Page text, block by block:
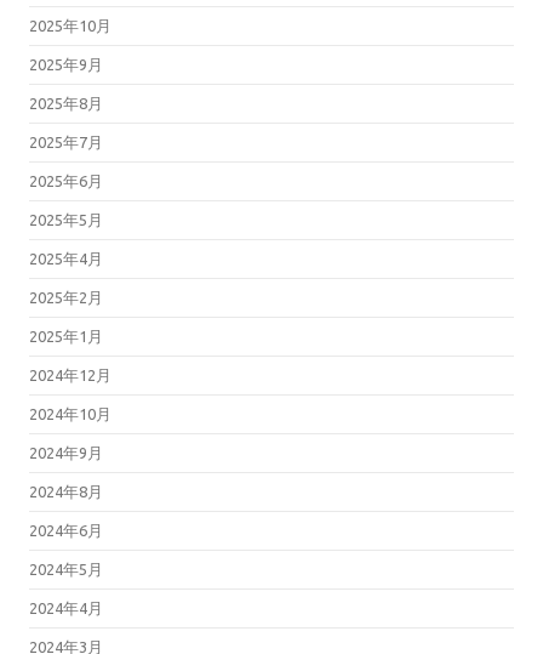
2025年10月
2025年9月
2025年8月
2025年7月
2025年6月
2025年5月
2025年4月
2025年2月
2025年1月
2024年12月
2024年10月
2024年9月
2024年8月
2024年6月
2024年5月
2024年4月
2024年3月